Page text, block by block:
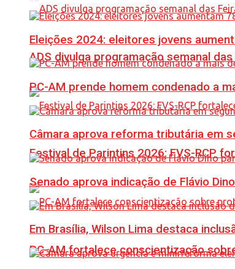
ADS divulga programação semanal
Festival de Parintins 2026: FVS-RCP
PC-AM fortalece conscientização
Eleições 2024: eleitores jovens
PC-AM prende homem condenado a
Câmara aprova reforma tributária em
Senado aprova indicação de Flávio
Em Brasília, Wilson Lima destaca